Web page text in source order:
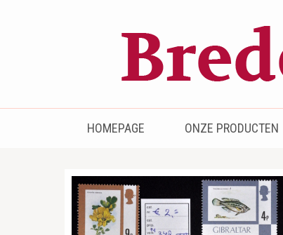
Bredenhof
Postzegels en munten
HOMEPAGE ONZE PRODUCTEN